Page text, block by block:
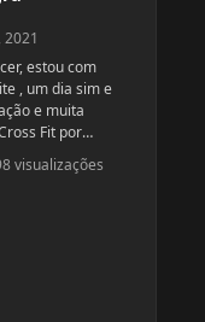
2021
estou com
, um dia sim e
e muita
Fit por
as vezes faço
dicas.
visualizações